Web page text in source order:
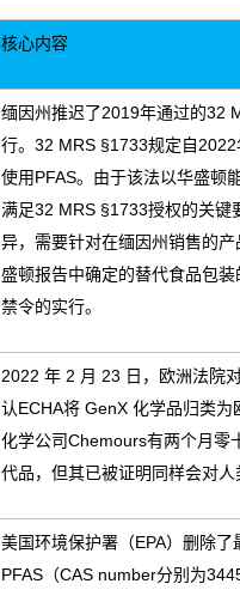
核心内容
缅因州推迟了2019年通过的32
行。 32 MRS §1733规定自2022
使用PFAS。由于该法以华盛顿
满足32 MRS §1733授权的关键
异，需要针对在缅因州销售的
盛顿报告中确定的替代食品包
禁令的实行。
2022 年 2 月 23 日，欧洲法院
认ECHA将 GenX 化学品归类为
化学公司Chemours有两个月零
代品，但其已被证明同样会对人
美国环境保护署（EPA）删除了
PFAS （CAS number分别为